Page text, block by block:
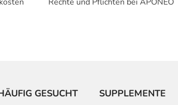
GESUCHT SUPPLEMENTE